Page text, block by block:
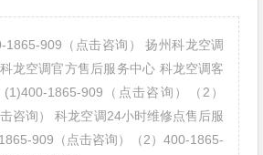
1865-909（点击咨询） 扬州科龙空调
龙空调官方售后服务中心 科龙空调客
1865-909（点击咨询）（2）
咨询） 科龙空调24小时维修点售后服
909（点击咨询）（2）400-1865-